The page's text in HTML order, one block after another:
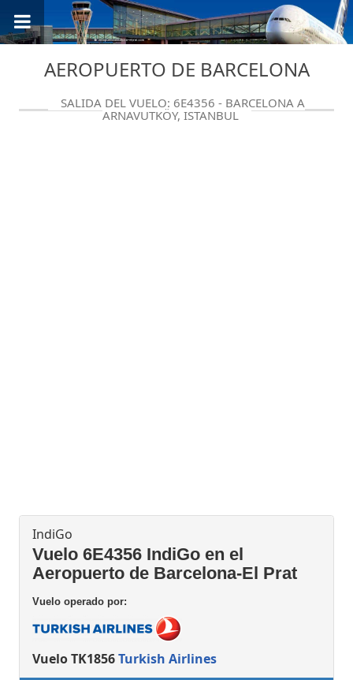
AEROPUERTO DE BARCELONA
SALIDA DEL VUELO: 6E4356 - BARCELONA A
ARNAVUTKÖY, ISTANBUL
IndiGo
Vuelo 6E4356 IndiGo en el
Aeropuerto de Barcelona-El Prat
Vuelo operado por:
Vuelo TK1856Turkish Airlines